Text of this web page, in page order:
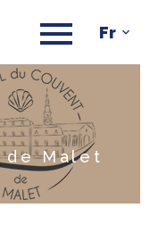
de Malet